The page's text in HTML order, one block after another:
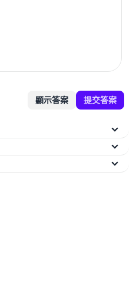
顯示答案 提交答案